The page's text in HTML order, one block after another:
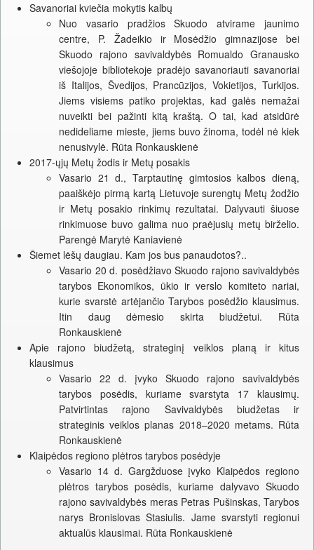
Savanoriai kviečia mokytis kalbų
Nuo vasario pradžios Skuodo atvirame jaunimo
centre, P. Žadeikio ir Mosėdžio gimnazijose bei
Skuodo rajono savivaldybės Romualdo Granausko
viešojoje bibliotekoje pradėjo savanoriauti savanoriai
iš Italijos, Švedijos, Prancūzijos, Vokietijos, Turkijos.
Jiems visiems patiko projektas, kad galės nemažai
nuveikti bei pažinti kitą kraštą. O tai, kad atsidūrė
nedideliame mieste, jiems buvo žinoma, todėl nė kiek
nenusivylė. Rūta Ronkauskienė
2017-ųjų Metų žodis ir Metų posakis
Vasario 21 d., Tarptautinę gimtosios kalbos dieną,
paaiškėjo pirmą kartą Lietuvoje surengtų Metų žodžio
ir Metų posakio rinkimų rezultatai. Dalyvauti šiuose
rinkimuose buvo galima nuo praėjusių metų birželio.
Parengė Marytė Kaniavienė
Šiemet lėšų daugiau. Kam jos bus panaudotos?..
Vasario 20 d. posėdžiavo Skuodo rajono savivaldybės
tarybos Ekonomikos, ūkio ir verslo komiteto nariai,
kurie svarstė artėjančio Tarybos posėdžio klausimus.
Itin daug dėmesio skirta biudžetui. Rūta
Ronkauskienė
Apie rajono biudžetą, strateginį veiklos planą ir kitus
klausimus
Vasario 22 d. įvyko Skuodo rajono savivaldybės
tarybos posėdis, kuriame svarstyta 17 klausimų.
Patvirtintas rajono Savivaldybės biudžetas ir
strateginis veiklos planas 2018–2020 metams. Rūta
Ronkauskienė
Klaipėdos regiono plėtros tarybos posėdyje
Vasario 14 d. Gargžduose įvyko Klaipėdos regiono
plėtros tarybos posėdis, kuriame dalyvavo Skuodo
rajono savivaldybės meras Petras Pušinskas, Tarybos
narys Bronislovas Stasiulis. Jame svarstyti regionui
aktualūs klausimai. Rūta Ronkauskienė